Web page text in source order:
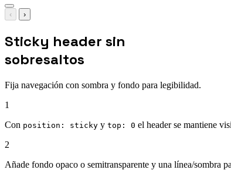
‹ ›
Sticky header sin
sobresaltos
Fija navegación con sombra y fondo para legibilidad.
1
Con position: sticky y top: 0 el header se mantiene
2
Añade fondo opaco o semitransparente y una línea/sombra